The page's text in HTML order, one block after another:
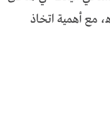
خلال الفترة من 25 إلى 27 شعبان 1446هـ، مع أهمية اتخاذ